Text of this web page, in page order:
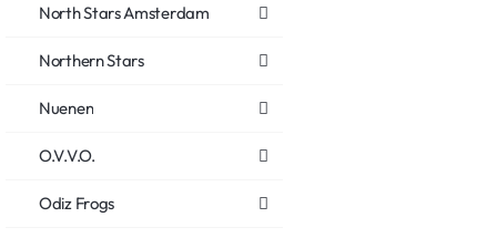
North Stars Amsterdam
Northern Stars
Nuenen
O.V.V.O.
Odiz Frogs